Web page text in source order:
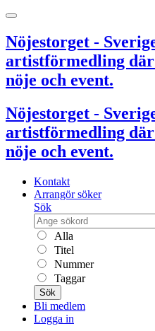
Nöjestorget -
artistförmedling
nöje och event.
Nöjestorget -
artistförmedling
nöje och event.
Kontakt
Arrangör söker
Sök
Alla
Titel
Nummer
Taggar
Sök
Bli medlem
Logga in